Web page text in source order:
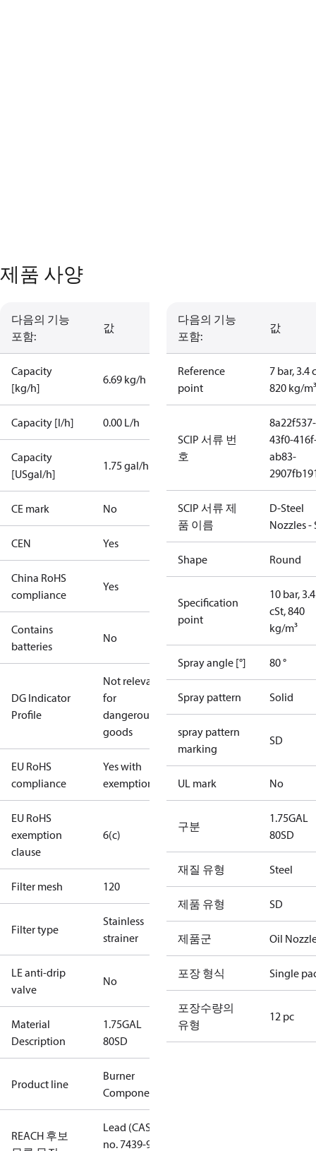
제품 사양
다음의 기능
포함:
값
Capacity
[kg/h]
6.69 kg/h
Capacity [l/h] 0.00 L/h
Capacity
[USgal/h]
1.75 gal/h
CE mark No
CEN Yes
China RoHS
compliance
Yes
Contains
batteries
No
DG Indicator
Profile
Not relevant
for
dangerous
goods
EU RoHS
compliance
Yes with
exemptions
EU RoHS
exemption
clause
6(c)
Filter mesh 120
Filter type
Stainless
strainer
LE anti-drip
valve
No
Material
Description
1.75GAL
80SD
Product line
Burner
Components
REACH 후보
Lead (CAS
no. 7439-92-
다음의 기능
포함:
값
Reference
point
7 bar, 3.4
820 kg/m³
SCIP 서류 번
호
8a22f537-
43f0-
ab83-
SCIP 서류 제
품 이름
D-Steel
Nozzles -
Shape Round
Specification
point
10 bar, 3.4
cSt, 840
kg/m³
Spray angle [°] 80 °
Spray pattern Solid
spray pattern
marking
SD
UL mark No
구분
1.75GAL
80SD
재질 유형 Steel
제품 유형 SD
제품군 Oil
포장 형식 Single
포장수량의
유형
12 pc